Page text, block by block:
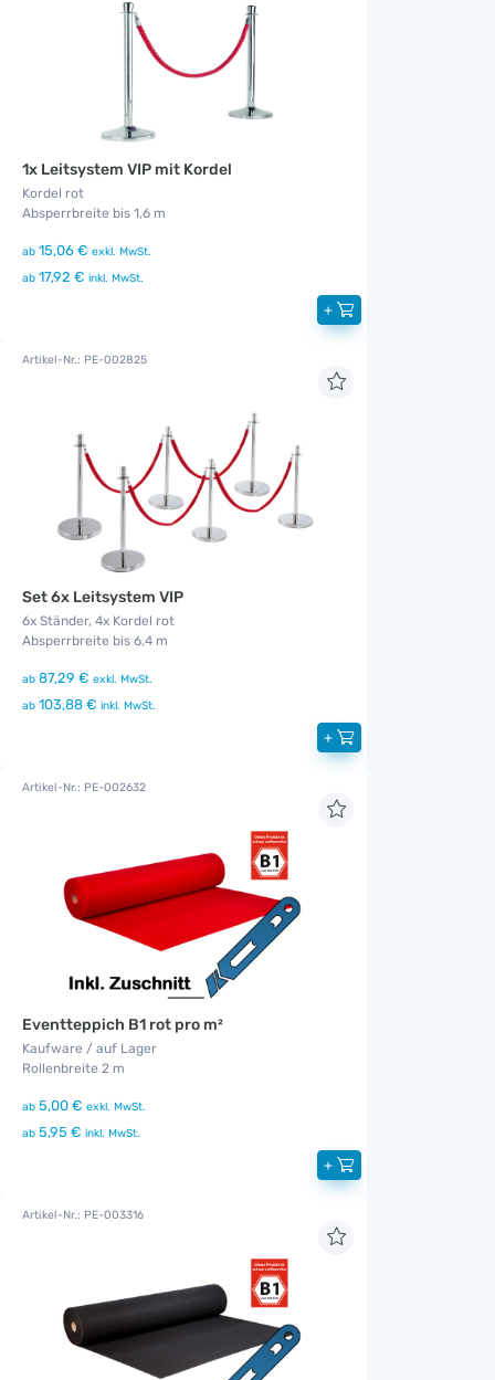
1x Leitsystem VIP mit Kordel
Kordel rot
Absperrbreite bis 1,6 m
ab 15,06 € exkl. MwSt.
ab 17,92 € inkl. MwSt.
+
Artikel-Nr.: PE-002825
Set 6x Leitsystem VIP
6x Ständer, 4x Kordel rot
Absperrbreite bis 6,4 m
ab 87,29 € exkl. MwSt.
ab 103,88 € inkl. MwSt.
+
Artikel-Nr.: PE-002632
Eventteppich B1 rot pro m²
Kaufware / auf Lager
Rollenbreite 2 m
ab 5,00 € exkl. MwSt.
ab 5,95 € inkl. MwSt.
+
Artikel-Nr.: PE-003316